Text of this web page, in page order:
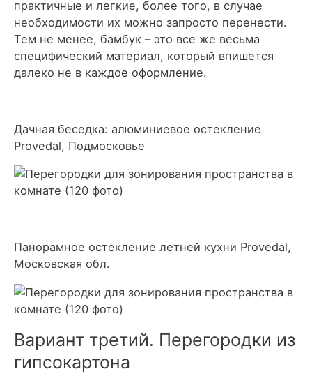
практичные и легкие, более того, в случае
необходимости их можно запросто перенести.
Тем не менее, бамбук – это все же весьма
специфический материал, который впишется
далеко не в каждое оформление.
Дачная беседка: алюминиевое остекление
Provedal, Подмосковье
Панорамное остекление летней кухни Provedal,
Московская обл.
Вариант третий. Перегородки из
гипсокартона